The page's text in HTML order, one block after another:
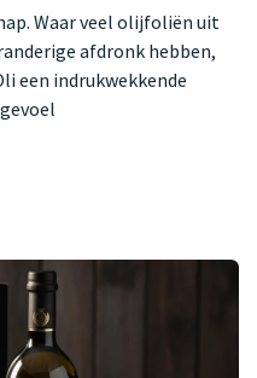
Waar veel olijfoliën uit
afdronk hebben,
een indrukwekkende